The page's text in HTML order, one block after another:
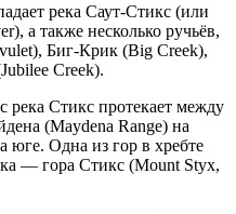
река Саут-Стикс (или
а также несколько ручьёв,
Биг-Крик (Big Creek),
Creek).
река Стикс протекает между
(Maydena Range) на
юге. Одна из гор в хребте
— гора Стикс (Mount Styx,